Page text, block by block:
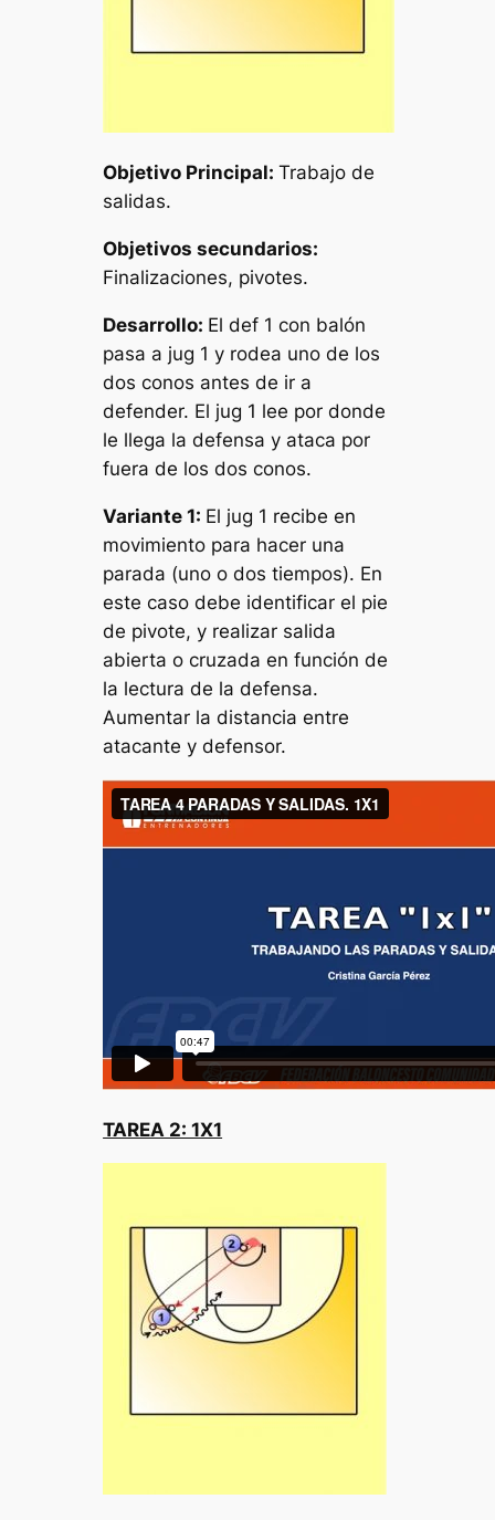
Objetivo Principal:Trabajo de
salidas.
Objetivos secundarios:
Finalizaciones, pivotes.
Desarrollo: Eldef 1 con balón
pasa a jug 1 y rodea uno de los
dos conos antes de ir a
defender. El jug 1 lee por donde
le llega la defensa y ataca por
fuera de los dos conos.
Variante 1: El jug 1 recibe en
movimiento para hacer una
parada (uno o dos tiempos). En
este caso debe identificar el pie
de pivote, y realizar salida
abierta o cruzada en función de
la lectura de la defensa.
Aumentar la distancia entre
atacante y defensor.
TAREA 2: 1X1